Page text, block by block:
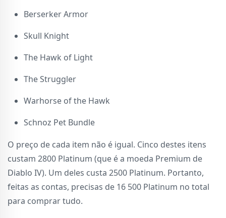
Berserker Armor
Skull Knight
The Hawk of Light
The Struggler
Warhorse of the Hawk
Schnoz Pet Bundle
O preço de cada item não é igual. Cinco destes itens
custam 2800 Platinum (que é a moeda Premium de
Diablo IV). Um deles custa 2500 Platinum. Portanto,
feitas as contas, precisas de 16 500 Platinum no total
para comprar tudo.